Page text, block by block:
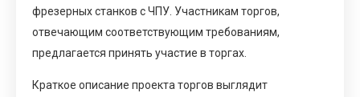
фрезерных станков с ЧПУ. Участникам торгов,
отвечающим соответствующим требованиям,
предлагается принять участие в торгах.
Краткое описание проекта торгов выглядит